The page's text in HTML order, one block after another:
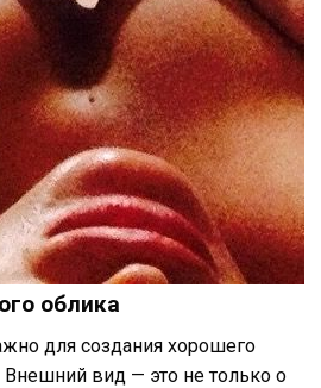
облика
для создания хорошего
Внешний вид — это не только о